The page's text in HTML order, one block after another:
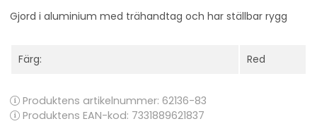
Gjord i aluminium med trähandtag och har ställbar rygg
Färg: Red
Produktens artikelnummer: 62136-83
Produktens EAN-kod: 7331889621837